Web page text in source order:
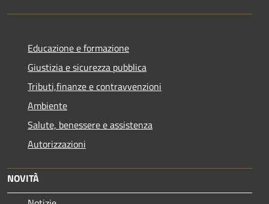
Educazione e formazione
Giustizia e sicurezza pubblica
Tributi,finanze e contravvenzioni
Ambiente
Salute, benessere e assistenza
Autorizzazioni
NOVITÀ